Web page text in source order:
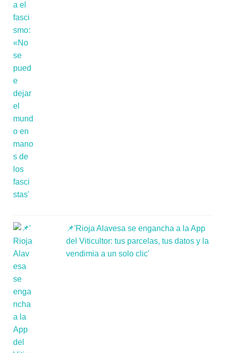
📌'Rioja Alavesa se engancha a la App
del Viticultor: tus parcelas, tus datos y la
vendimia a un solo clic'